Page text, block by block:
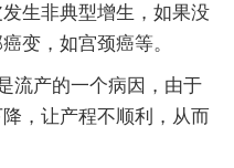
生非典型增生，如果没
变，如宫颈癌等。
流产的一个病因，由于
，让产程不顺利，从而